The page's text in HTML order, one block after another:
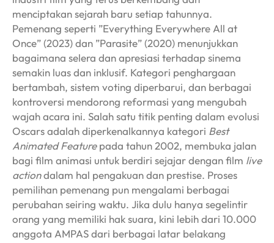
menciptakan sejarah baru setiap tahunnya.
Pemenang seperti ”Everything Everywhere All at
Once” (2023) dan ”Parasite” (2020) menunjukkan
bagaimana selera dan apresiasi terhadap sinema
semakin luas dan inklusif. Kategori penghargaan
bertambah, sistem voting diperbarui, dan berbagai
kontroversi mendorong reformasi yang mengubah
wajah acara ini. Salah satu titik penting dalam evolusi
Oscars adalah diperkenalkannya kategori Best
Animated Featurepada tahun 2002, membuka jalan
bagi film animasi untuk berdiri sejajar dengan film live
actiondalam hal pengakuan dan prestise. Proses
pemilihan pemenang pun mengalami berbagai
perubahan seiring waktu. Jika dulu hanya segelintir
orang yang memiliki hak suara, kini lebih dari 10.000
anggota AMPAS dari berbagai latar belakang